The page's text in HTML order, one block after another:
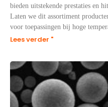
bieden uitstekende prestaties en
Laten we dit assortiment
voor toepassingen bij hoge
Lees verder "